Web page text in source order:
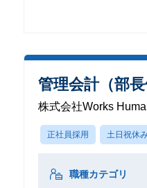
管理会計（部長
株式会社Works
正社員採用 土日祝休
職種カテゴリ